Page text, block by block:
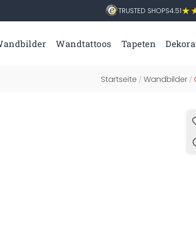
TRUSTED SHOPS4.51
Wandtattoos Tapeten
Startseite / Wandbilder /